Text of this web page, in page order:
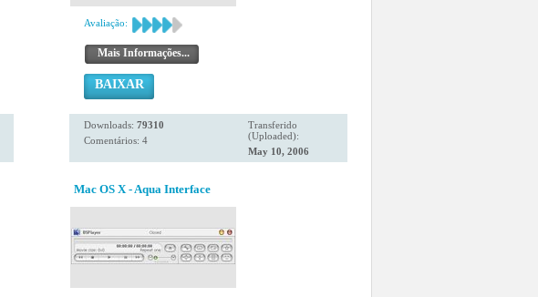
Avaliação:
Mais Informações...
BAIXAR
Downloads: 79310
Comentários: 4
Transferido
(Uploaded):
May 10, 2006
Mac OS X - Aqua Interface